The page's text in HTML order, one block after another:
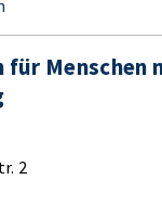
Menschen
2